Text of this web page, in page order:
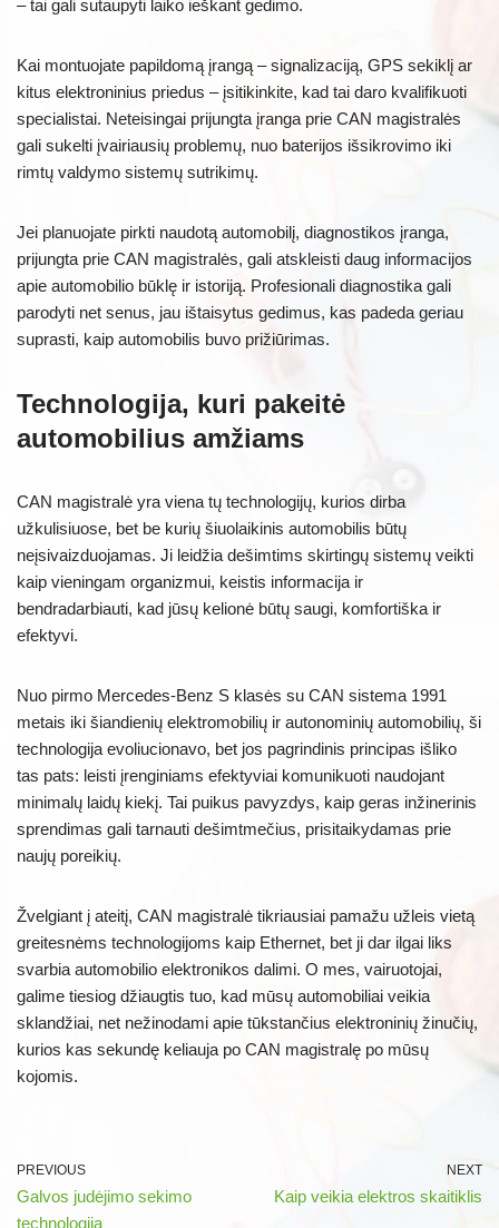
– tai gali sutaupyti laiko ieškant gedimo.
Kai montuojate papildomą įrangą – signalizaciją, GPS sekiklį ar
kitus elektroninius priedus – įsitikinkite, kad tai daro kvalifikuoti
specialistai. Neteisingai prijungta įranga prie CAN magistralės
gali sukelti įvairiausių problemų, nuo baterijos išsikrovimo iki
rimtų valdymo sistemų sutrikimų.
Jei planuojate pirkti naudotą automobilį, diagnostikos įranga,
prijungta prie CAN magistralės, gali atskleisti daug informacijos
apie automobilio būklę ir istoriją. Profesionali diagnostika gali
parodyti net senus, jau ištaisytus gedimus, kas padeda geriau
suprasti, kaip automobilis buvo prižiūrimas.
Technologija, kuri pakeitė
automobilius amžiams
CAN magistralė yra viena tų technologijų, kurios dirba
užkulisiuose, bet be kurių šiuolaikinis automobilis būtų
neįsivaizduojamas. Ji leidžia dešimtims skirtingų sistemų veikti
kaip vieningam organizmui, keistis informacija ir
bendradarbiauti, kad jūsų kelionė būtų saugi, komfortiška ir
efektyvi.
Nuo pirmo Mercedes-Benz S klasės su CAN sistema 1991
metais iki šiandienių elektromobilių ir autonominių automobilių, ši
technologija evoliucionavo, bet jos pagrindinis principas išliko
tas pats: leisti įrenginiams efektyviai komunikuoti naudojant
minimalų laidų kiekį. Tai puikus pavyzdys, kaip geras inžinerinis
sprendimas gali tarnauti dešimtmečius, prisitaikydamas prie
naujų poreikių.
Žvelgiant į ateitį, CAN magistralė tikriausiai pamažu užleis vietą
greitesnėms technologijoms kaip Ethernet, bet ji dar ilgai liks
svarbia automobilio elektronikos dalimi. O mes, vairuotojai,
galime tiesiog džiaugtis tuo, kad mūsų automobiliai veikia
sklandžiai, net nežinodami apie tūkstančius elektroninių žinučių,
kurios kas sekundę keliauja po CAN magistralę po mūsų
kojomis.
PREVIOUS
Galvos judėjimo sekimo
technologija
NEXT
Kaip veikia elektros skaitiklis